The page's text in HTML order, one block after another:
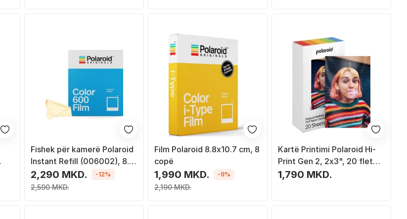
Fishek për kamerë Polaroid
Instant Refill (006002), 8.8
x 10.7 cm
2,290 MKD.
2,590 MKD.
-12%
Film Polaroid 8.8x10.7 cm, 8
copë
1,990 MKD.
2,190 MKD.
-9%
Kartë Printimi Polaroid Hi-
Print Gen 2, 2x3", 20 fletë,
shumëngjyrëshe
1,790 MKD.